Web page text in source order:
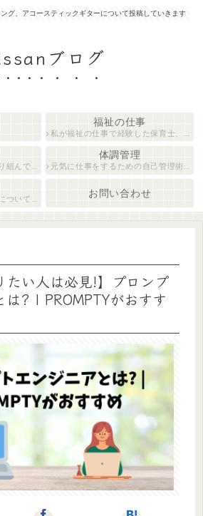
グ、アコースティックギターについて投稿していきます
ブログ
福祉の仕事
私が福祉の仕事で経験した保育士、障がい者生活支援員について紹介します。
紹介します。
体調管理
元気に仕事をするための自己管理術について説明します。
ています。
お問い合わせ
たい人は必見!】プロンプ
は? | PROMPTYがおすす